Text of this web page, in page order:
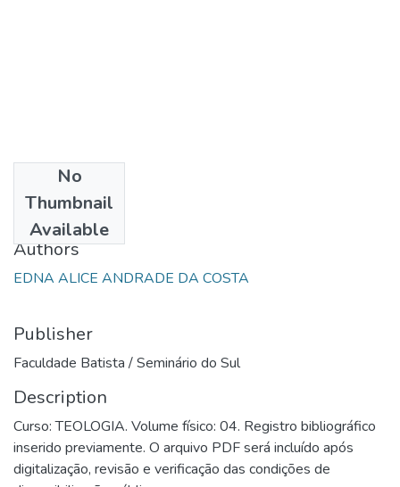
No
Thumbnail
Available
2005
Authors
EDNA ALICE ANDRADE DA COSTA
Publisher
Faculdade Batista / Seminário do Sul
Description
Curso: TEOLOGIA. Volume físico: 04. Registro bibliográfico
inserido previamente. O arquivo PDF será incluído após
digitalização, revisão e verificação das condições de